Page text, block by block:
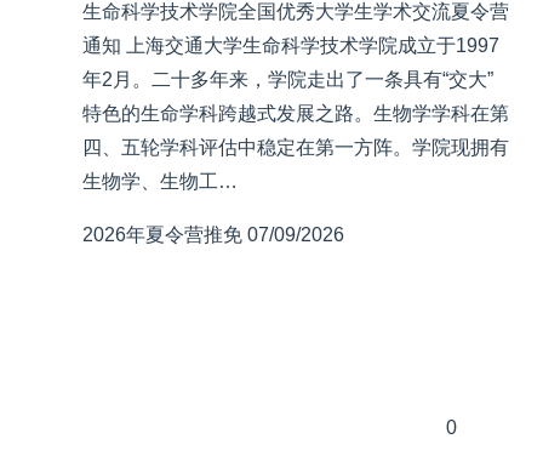
生命科学技术学院全国优秀大学生学术交流夏令营
通知 上海交通大学生命科学技术学院成立于1997
年2月。二十多年来，学院走出了一条具有“交大”
特色的生命学科跨越式发展之路。生物学学科在第
四、五轮学科评估中稳定在第一方阵。学院现拥有
生物学、生物工…
2026年夏令营推免 07/09/2026
0